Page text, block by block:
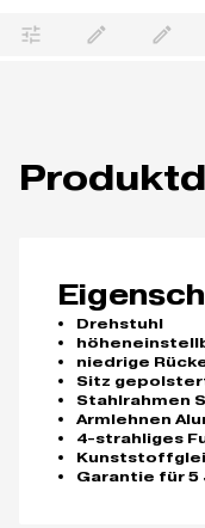
Drehstuhl
niedrige
Sitz
Stahlrahmen
Armlehnen
4-strahliges
Garantie für 5